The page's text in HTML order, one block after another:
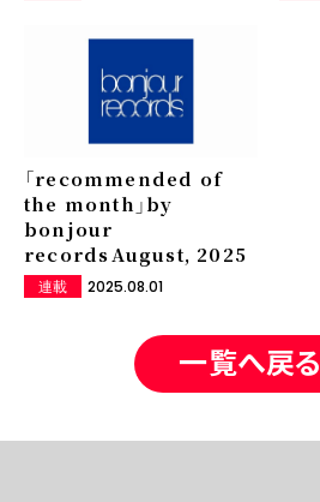
「recommended of
the month」by
bonjour
records――August, 2025
連載 2025.08.01
一覧へ戻る